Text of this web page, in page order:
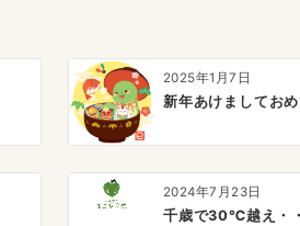
2025年1月7日
新年あけましてお
2024年7月23日
千歳で30℃越え・